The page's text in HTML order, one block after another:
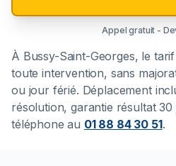
Appel gratuit -
À Bussy-Saint-Georges, le
toute intervention, sans
ou jour férié. Déplacement
résolution, garantie résultat
téléphone au 01 88 84 30 51.